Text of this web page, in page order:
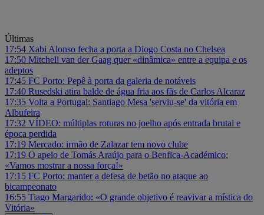
Últimas
17:54 Xabi Alonso fecha a porta a Diogo Costa no Chelsea
17:50 Mitchell van der Gaag quer «dinâmica» entre a equipa e os
adeptos
17:45 FC Porto: Pepê à porta da galeria de notáveis
17:40 Rusedski atira balde de água fria aos fãs de Carlos Alcaraz
17:35 Volta a Portugal: Santiago Mesa 'serviu-se' da vitória em
Albufeira
17:32 VÍDEO: múltiplas roturas no joelho após entrada brutal e
época perdida
17:19 Mercado: irmão de Zalazar tem novo clube
17:19 O apelo de Tomás Araújo para o Benfica-Académico:
«Vamos mostrar a nossa força!»
17:15 FC Porto: manter a defesa de betão no ataque ao
bicampeonato
16:55 Tiago Margarido: «O grande objetivo é reavivar a mística do
Vitória»